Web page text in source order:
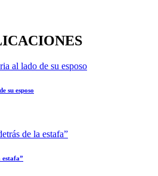
su esposo
estafa”